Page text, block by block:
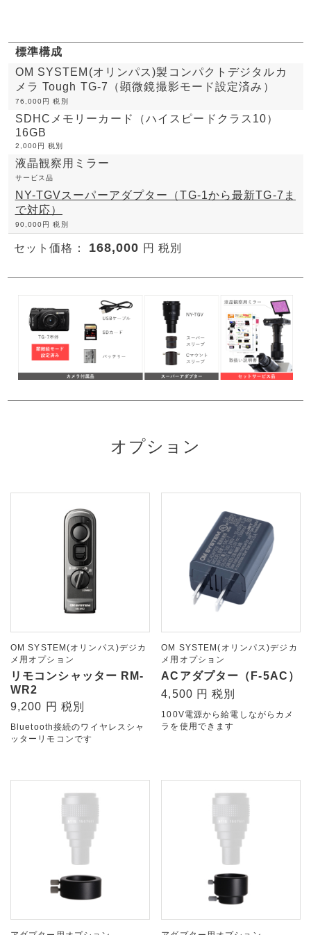
標準構成
OM SYSTEM(オリンパス)製コンパクトデジタルカ
メラ Tough TG-7（顕微鏡撮影モード設定済み）
76,000円 税別
SDHCメモリーカード（ハイスピードクラス10）
16GB
2,000円 税別
液晶観察用ミラー
サービス品
NY-TGVスーパーアダプター（TG-1から最新TG-7ま
で対応）
90,000円 税別
セット価格： 168,000 円 税別
オプション
OM SYSTEM(オリンパス)デジカ
メ用オプション
リモコンシャッター RM-
WR2
9,200 円 税別
Bluetooth接続のワイヤレスシャ
ッターリモコンです
OM SYSTEM(オリンパス)デジカ
メ用オプション
ACアダプター（F-5AC）
4,500 円 税別
100V電源から給電しながらカメ
ラを使用できます